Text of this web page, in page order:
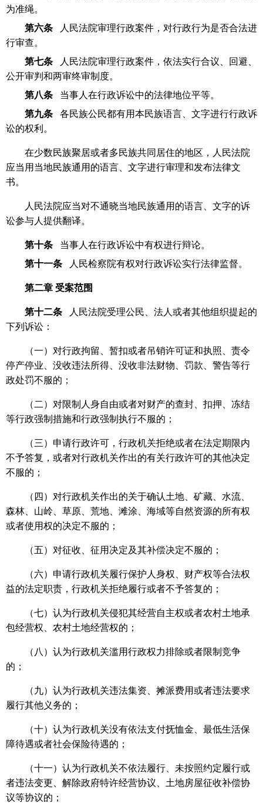
为准绳。
第六条
人民法院审理行政案件，对行政行为是否合法进
行审查。
第七条
人民法院审理行政案件，依法实行合议、回避、
公开审判和两审终审制度。
第八条
当事人在行政诉讼中的法律地位平等。
第九条
各民族公民都有用本民族语言、文字进行行政诉
讼的权利。
在少数民族聚居或者多民族共同居住的地区，人民法院
应当用当地民族通用的语言、文字进行审理和发布法律文
书。
人民法院应当对不通晓当地民族通用的语言、文字的诉
讼参与人提供翻译。
第十条
当事人在行政诉讼中有权进行辩论。
第十一条
人民检察院有权对行政诉讼实行法律监督。
第二章 受案范围
第十二条
人民法院受理公民、法人或者其他组织提起的
下列诉讼：
（一）对行政拘留、暂扣或者吊销许可证和执照、责令
停产停业、没收违法所得、没收非法财物、罚款、警告等行
政处罚不服的；
（二）对限制人身自由或者对财产的查封、扣押、冻结
等行政强制措施和行政强制执行不服的；
（三）申请行政许可，行政机关拒绝或者在法定期限内
不予答复，或者对行政机关作出的有关行政许可的其他决定
不服的；
（四）对行政机关作出的关于确认土地、矿藏、水流、
森林、山岭、草原、荒地、滩涂、海域等自然资源的所有权
或者使用权的决定不服的；
（五）对征收、征用决定及其补偿决定不服的；
（六）申请行政机关履行保护人身权、财产权等合法权
益的法定职责，行政机关拒绝履行或者不予答复的；
（七）认为行政机关侵犯其经营自主权或者农村土地承
包经营权、农村土地经营权的；
（八）认为行政机关滥用行政权力排除或者限制竞争
的；
（九）认为行政机关违法集资、摊派费用或者违法要求
履行其他义务的；
（十）认为行政机关没有依法支付抚恤金、最低生活保
障待遇或者社会保险待遇的；
（十一）认为行政机关不依法履行、未按照约定履行或
者违法变更、解除政府特许经营协议、土地房屋征收补偿协
议等协议的；